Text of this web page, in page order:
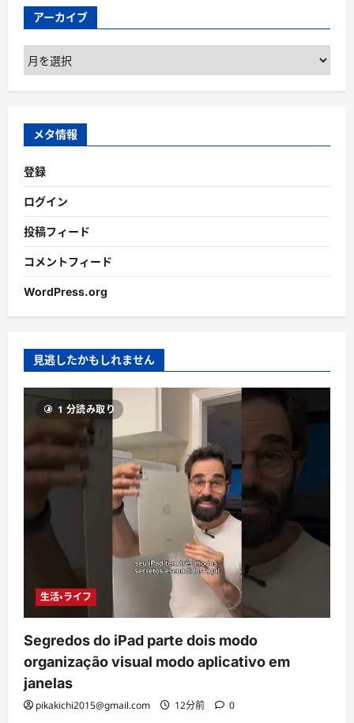
アーカイブ
ア
ー
カ
ブ
メタ情報
登録
ログイン
投稿フィード
コメントフィード
WordPress.org
見逃したかもしれません
1 分読み取り
生活・ライフ
Segredos do iPad parte dois modo
organização visual modo aplicativo em
janelas
pikakichi2015@gmail.com 12分前 0